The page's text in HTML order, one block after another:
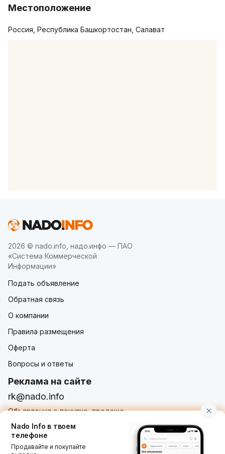
Местоположение
Россия, Республика Башкортостан, Салават
2026 © nado.info, надо.инфо — ПАО
«Система Коммерческой
Информации»
Подать объявление
Обратная связь
О компании
Правила размещения
Оферта
Вопросы и ответы
Реклама на сайте
rk@nado.info
Объявления о покупке, продаже,
услугах от частных лиц и организаций
Nado Info в твоем
телефоне
Продавайте и покупайте